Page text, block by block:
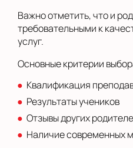
Важно отметить, что и
требовательными к
услуг.
Основные критерии
Квалификация
Результаты учеников
Отзывы других
Наличие современных